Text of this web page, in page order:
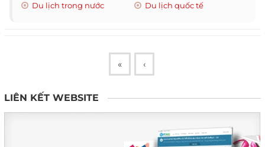
Du lịch trong nước Du lịch quốc tế
« ‹
LIÊN KẾT WEBSITE